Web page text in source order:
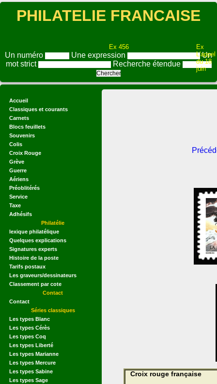
PHILATELIE FRANCAISE
Ex 456
Ex
L'appel
du 18
juin
Un numéro Une expression
Un
mot strict
Recherche étendue
Accueil
Classiques et courants
Carnets
Blocs feuillets
Souvenirs
Colis
Croix Rouge
Grève
Guerre
Aériens
Préoblitérés
Service
Taxe
Adhésifs
Philatélie
lexique philatélique
Quelques explications
Signatures experts
Histoire de la poste
Tarifs postaux
Les graveurs/dessinateurs
Classement par cote
Contact
Contact
Séries classiques
Les types Blanc
Les types Cérès
Les types Coq
Les types Liberté
Les types Marianne
Les types Mercure
Les types Sabine
Les types Sage
Croix rouge française